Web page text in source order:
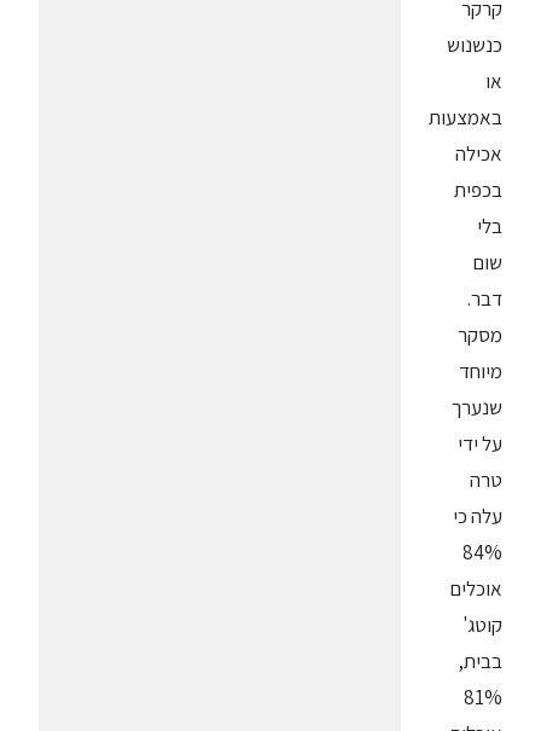
קרקר
כנשנוש
או
באמצעות
אכילה
בכפית
בלי
שום
דבר.
מסקר
מיוחד
שנערך
על ידי
טרה
עלה כי
84%
אוכלים
קוטג'
בבית,
81%